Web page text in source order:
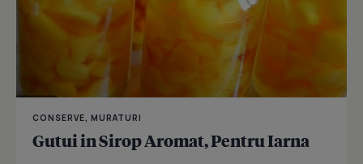
CONSERVE, MURATURI
Gutui in Sirop Aromat, Pentru Iarna